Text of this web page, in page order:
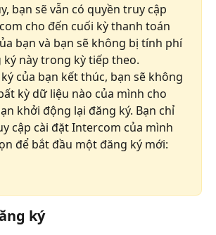
bạn sẽ vẫn có quyền truy cập
cho đến cuối kỳ thanh toán
bạn và bạn sẽ không bị tính phí
ký này trong kỳ tiếp theo.
của bạn kết thúc, bạn sẽ không
kỳ dữ liệu nào của mình cho
khởi động lại đăng ký. Bạn chỉ
cập cài đặt Intercom của mình
để bắt đầu một đăng ký mới:
ký